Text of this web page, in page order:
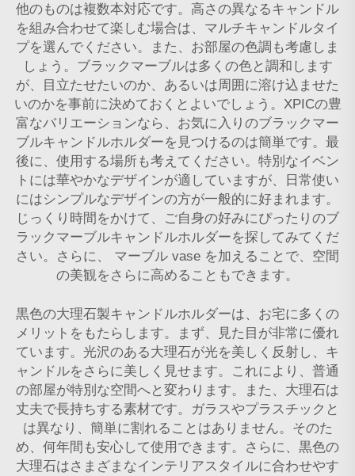
他のものは複数本対応です。高さの異なるキャンドル
を組み合わせて楽しむ場合は、マルチキャンドルタイ
プを選んでください。また、お部屋の色調も考慮しま
しょう。ブラックマーブルは多くの色と調和します
が、目立たせたいのか、あるいは周囲に溶け込ませた
いのかを事前に決めておくとよいでしょう。XPICの豊
富なバリエーションなら、お気に入りのブラックマー
ブルキャンドルホルダーを見つけるのは簡単です。最
後に、使用する場所も考えてください。特別なイベン
トには華やかなデザインが適していますが、日常使い
にはシンプルなデザインの方が一般的に好まれます。
じっくり時間をかけて、ご自身の好みにぴったりのブ
ラックマーブルキャンドルホルダーを探してみてくだ
さい。さらに、 マーブル vase を加えることで、空間
の美観をさらに高めることもできます。
黒色の大理石製キャンドルホルダーは、お宅に多くの
メリットをもたらします。まず、見た目が非常に優れ
ています。光沢のある大理石が光を美しく反射し、キ
ャンドルをさらに美しく見せます。これにより、普通
の部屋が特別な空間へと変わります。また、大理石は
丈夫で長持ちする素材です。ガラスやプラスチックと
は異なり、簡単に割れることはありません。そのた
め、何年間も安心して使用できます。さらに、黒色の
大理石はさまざまなインテリアスタイルに合わせやす